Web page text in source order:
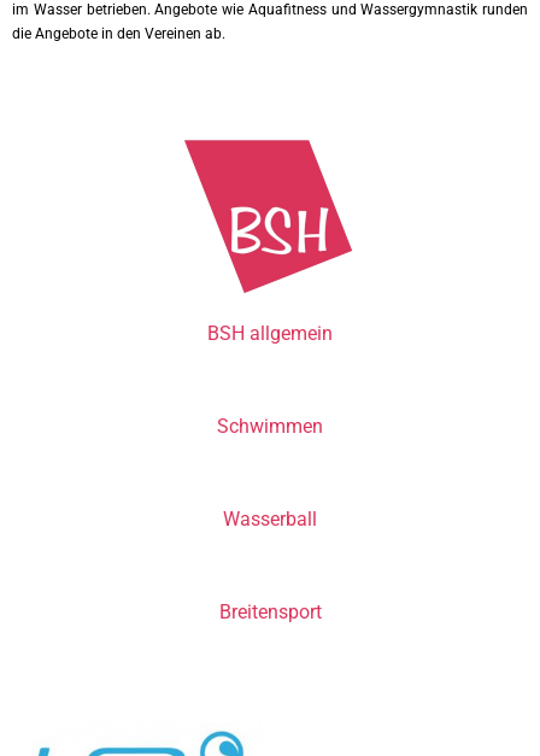
im Wasser betrieben. Angebote wie Aquafitness und Wassergymnastik runden
die Angebote in den Vereinen ab.
BSH allgemein
Schwimmen
Wasserball
Breitensport